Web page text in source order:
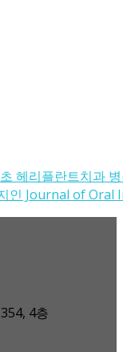
헤리플란트치과
인 Journal of Oral
4층